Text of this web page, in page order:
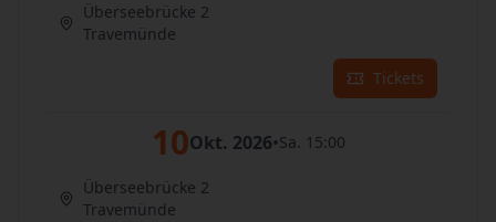
Überseebrücke 2
Travemünde
Tickets
10Okt. 2026•Sa. 15:00
Überseebrücke 2
Travemünde